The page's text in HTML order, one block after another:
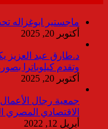
ماجستير ابوغزاله
أكتوبر 20, 2025
د.طارق عبد العزيز
وتقدم كيلوباترا
أكتوبر 20, 2025
جمعية رجال الأعمال
الاقتصادي المصري
أبريل 12, 2022